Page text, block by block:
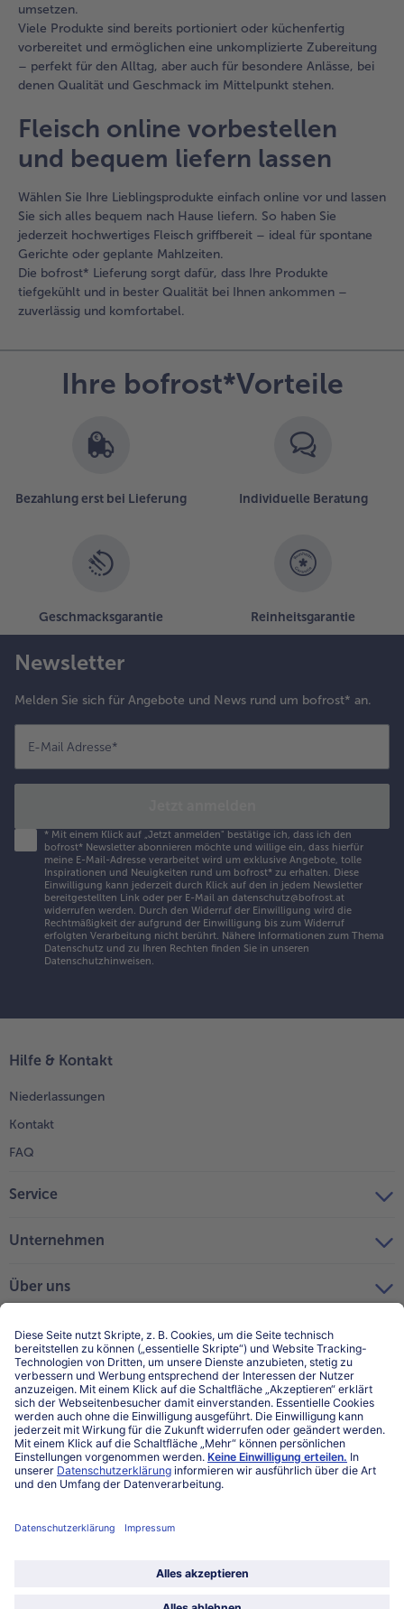
umsetzen.
Viele Produkte sind bereits portioniert oder küchenfertig
vorbereitet und ermöglichen eine unkomplizierte Zubereitung
– perfekt für den Alltag, aber auch für besondere Anlässe, bei
denen Qualität und Geschmack im Mittelpunkt stehen.
Fleisch online vorbestellen
und bequem liefern lassen
Wählen Sie Ihre Lieblingsprodukte einfach online vor und lassen
Sie sich alles bequem nach Hause liefern. So haben Sie
jederzeit hochwertiges Fleisch griffbereit – ideal für spontane
Gerichte oder geplante Mahlzeiten.
Die bofrost* Lieferung sorgt dafür, dass Ihre Produkte
tiefgekühlt und in bester Qualität bei Ihnen ankommen –
zuverlässig und komfortabel.
Ihre bofrost*Vorteile
Bezahlung erst bei Lieferung Individuelle Beratung
Geschmacksgarantie Reinheitsgarantie
Newsletter
Melden Sie sich für Angebote und News rund um bofrost* an.
E-Mail Adresse*
* Mit einem Klick auf „Jetzt anmelden" bestätige ich, dass ich den
bofrost* Newsletter abonnieren möchte und willige ein, dass hierfür
meine E-Mail-Adresse verarbeitet wird um exklusive Angebote, tolle
Inspirationen und Neuigkeiten rund um bofrost* zu erhalten. Diese
Einwilligung kann jederzeit durch Klick auf den in jedem Newsletter
bereitgestellten Link oder per E-Mail an datenschutz@bofrost.at
widerrufen werden. Durch den Widerruf der Einwilligung wird die
Rechtmäßigkeit der aufgrund der Einwilligung bis zum Widerruf
erfolgten Verarbeitung nicht berührt. Nähere Informationen zum Thema
Datenschutz und zu Ihren Rechten finden Sie in unseren
Datenschutzhinweisen.
Hilfe & Kontakt
Niederlassungen
Kontakt
FAQ
Service
Unternehmen
Über uns